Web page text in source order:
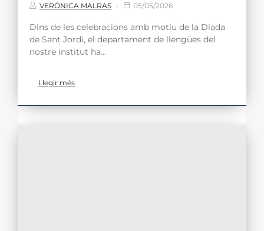
VERÒNICA MALRAS 05/05/2026
Dins de les celebracions amb motiu de la Diada
de Sant Jordi, el departament de llengües del
nostre institut ha...
Llegir més